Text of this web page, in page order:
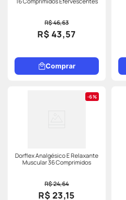
R$ 46,63
R$ 43,57
Comprar
6%
Dorflex Analgésico E Relaxante
Muscular 36 Comprimidos
R$ 24,64
R$ 23,15